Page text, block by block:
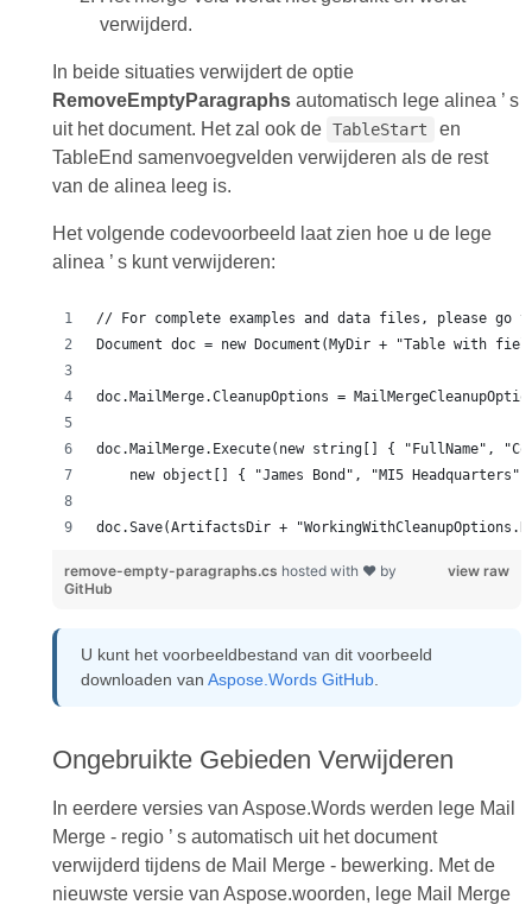
verwijderd.
In beide situaties verwijdert de optie
RemoveEmptyParagraphsautomatisch lege alinea ’ s
uit het document. Het zal ook de TableStart
en
TableEnd samenvoegvelden verwijderen als de rest
van de alinea leeg is.
Het volgende codevoorbeeld laat zien hoe u de lege
alinea ’ s kunt verwijderen:
doc.Save(ArtifactsDir +
view raw
remove-empty-paragraphs.cs hosted with ❤ by
GitHub
U kunt het voorbeeldbestand van dit voorbeeld
downloaden van Aspose.Words GitHub.
Ongebruikte Gebieden Verwijderen
In eerdere versies van Aspose.Words werden lege Mail
Merge - regio ’ s automatisch uit het document
verwijderd tijdens de Mail Merge - bewerking. Met de
nieuwste versie van Aspose.woorden, lege Mail Merge